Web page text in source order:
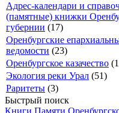
Адрес-календари и
(памятные) книжки
губернии (17)
Оренбургские
ведомости (23)
Оренбургское казачество
Экология реки Урал (51)
Раритеты (3)
Быстрый поиск
Книги Памяти